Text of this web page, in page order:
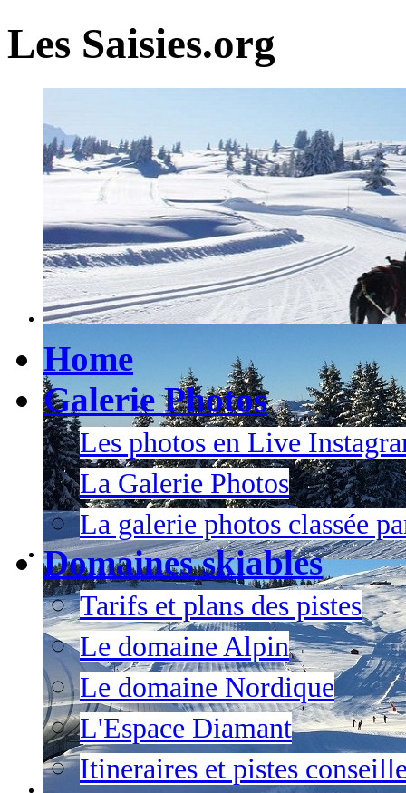
Les Saisies.org
Home
Galerie Photos
Les photos en Live
La Galerie Photos
La galerie photos classée
Domaines skiables
Tarifs et plans des pistes
Le domaine Alpin
Le domaine Nordique
L'Espace Diamant
Itineraires et pistes